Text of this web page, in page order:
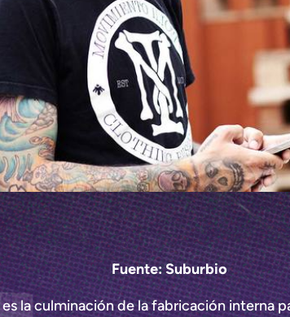
Fuente: Suburbio
la culminación de la fabricación interna